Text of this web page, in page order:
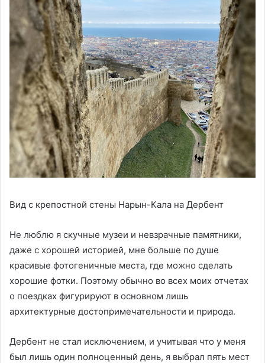
Вид с крепостной стены Нарын-Кала на Дербент
Не люблю я скучные музеи и невзрачные памятники,
даже с хорошей историей, мне больше по душе
красивые фотогеничные места, где можно сделать
хорошие фотки. Поэтому обычно во всех моих отчетах
о поездках фигурируют в основном лишь
архитектурные достопримечательности и природа.
Дербент не стал исключением, и учитывая что у меня
был лишь один полноценный день, я выбрал пять мест